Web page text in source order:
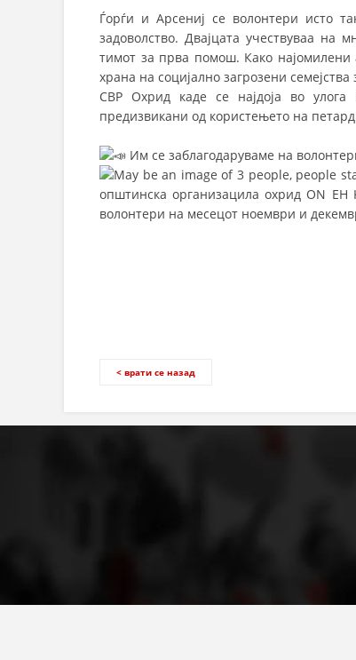
Ѓорѓи и Арсениј се волонтери исто
задоволство. Двајцата учествуваа на
тимот за прва помош. Како најомилени
храна на социјално загрозени
СВР Охрид каде се најдоја во
предизвикани од користењето на
Им се заблагодаруваме на
< врати се назад